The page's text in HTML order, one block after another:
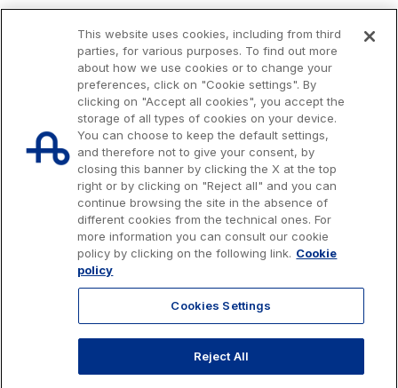
Issued capital € 622.027.000,00, fully paid-up.
Tax code, VAT number and Rome Companies' Register no. 07516911000
© 2026 Autostrade per l'Italia Spa, All rights reserved
803.111 info@autostrade.it
This website uses cookies, including from third
parties, for various purposes. To find out more
about how we use cookies or to change your
preferences, click on "Cookie settings". By
clicking on "Accept all cookies", you accept the
storage of all types of cookies on your device.
You can choose to keep the default settings,
and therefore not to give your consent, by
closing this banner by clicking the X at the top
right or by clicking on "Reject all" and you can
continue browsing the site in the absence of
different cookies from the technical ones. For
more information you can consult our cookie
policy by clicking on the following link. Cookie
policy
Cookies Settings
Reject All